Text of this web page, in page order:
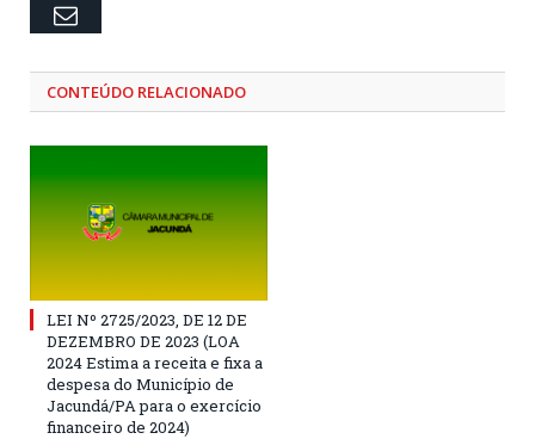
Email
CONTEÚDO RELACIONADO
LEI Nº 2725/2023, DE 12 DE
DEZEMBRO DE 2023 (LOA
2024 Estima a receita e fixa a
despesa do Município de
Jacundá/PA para o exercício
financeiro de 2024)